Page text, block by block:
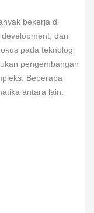
bekerja di
dan
pada teknologi
pengembangan
Beberapa
antara lain: